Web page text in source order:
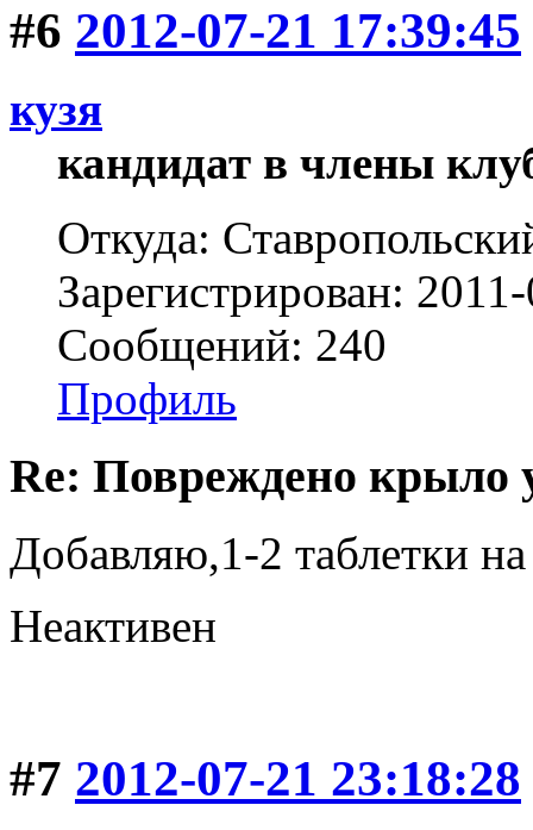
#6 2012-07-21 17:39:45
кузя
кандидат в члены
Откуда:
Зарегистрирован:
Сообщений: 240
Профиль
Re: Повреждено крыло
Добавляю,1-2 таблетки
Неактивен
#7 2012-07-21 23:18:28